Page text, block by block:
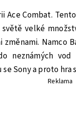
Ace Combat.
velké
Namco
neznámých vod
Sony a proto hra
Reklama